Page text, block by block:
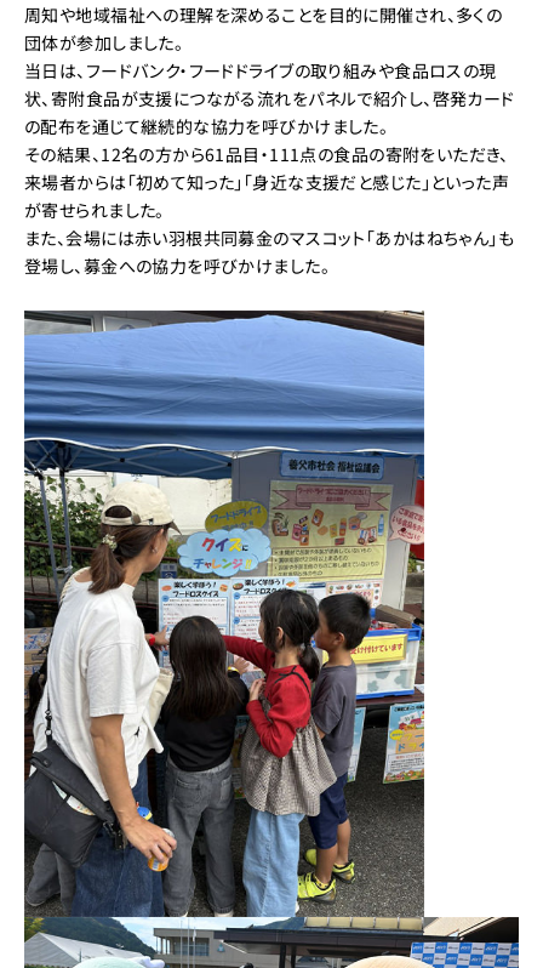
周知や地域福祉への理解を深めることを目的に開催され、多くの
団体が参加しました。
当日は、フードバンク・フードドライブの取り組みや食品ロスの現
状、寄附食品が支援につながる流れをパネルで紹介し、啓発カード
の配布を通じて継続的な協力を呼びかけました。
その結果、12名の方から61品目・111点の食品の寄附をいただき、
来場者からは「初めて知った」「身近な支援だと感じた」といった声
が寄せられました。
また、会場には赤い羽根共同募金のマスコット「あかはねちゃん」も
登場し、募金への協力を呼びかけました。